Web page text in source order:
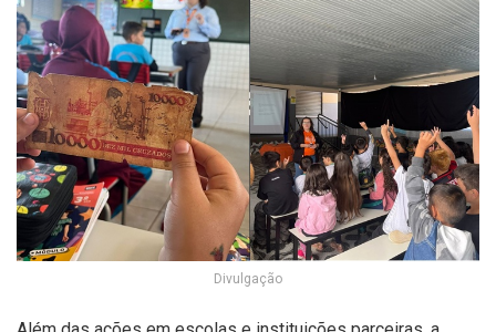
Divulgação